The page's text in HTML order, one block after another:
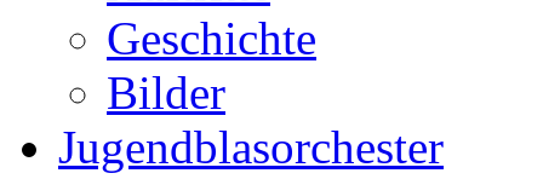
Geschichte
Bilder
Jugendblasorchester